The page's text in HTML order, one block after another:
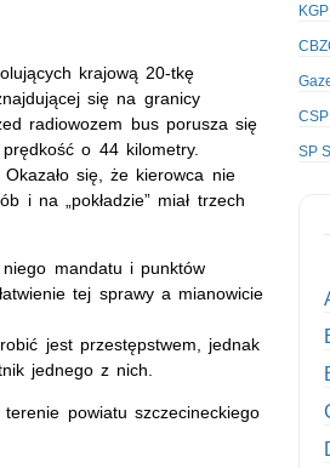
krajową 20-tkę
się na granicy
radiowozem bus porusza się
o 44 kilometry.
się, że kierowca nie
i na „pokładzie” miał trzech
mandatu i punktów
tej sprawy a mianowicie
jest przestępstwem, jednak
jednego z nich.
powiatu szczecineckiego
KGP
SP